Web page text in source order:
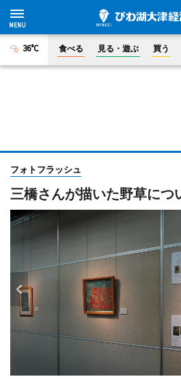
36°C 食べる 見る・遊ぶ 買う
フォトフラッシュ
三橋さんが描いた野草につ